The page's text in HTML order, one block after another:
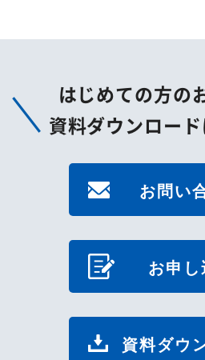
はじめての方の
資料ダウンロード
お問い
お申し
資料ダウ